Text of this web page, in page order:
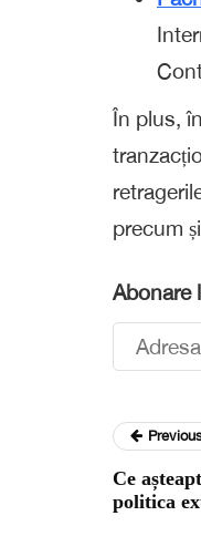
În plus,
precum
Abonare
Ce
politica